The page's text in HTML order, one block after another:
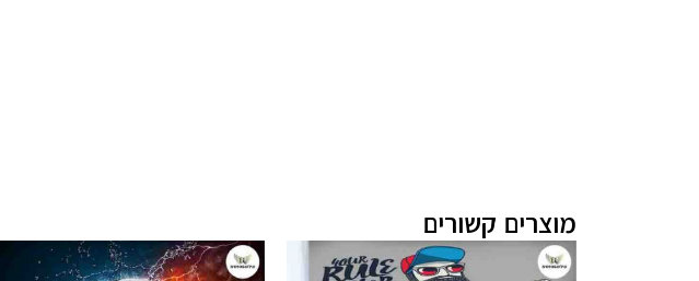
מוצרים קשורים